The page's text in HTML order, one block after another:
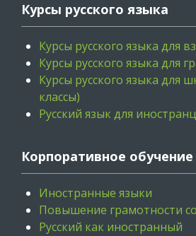
Курсы русского языка
Курсы русского языка для
Курсы русского языка для
Курсы русского языка для
классы)
Русский язык для
Корпоративное обучение
Иностранные языки
Повышение грамотности
Русский как иностранный